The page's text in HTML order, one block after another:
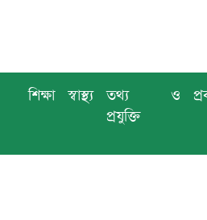
শিক্ষা স্বাস্থ্য
তথ্য ও
প্রযুক্তি